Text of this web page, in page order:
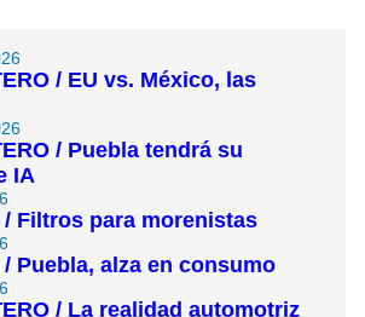
/ EU vs. México, las
/ Puebla tendrá su
IA
Filtros para morenistas
Puebla, alza en consumo
/ La realidad automotriz